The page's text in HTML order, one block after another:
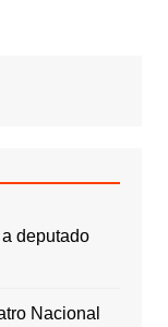
deputado
Nacional